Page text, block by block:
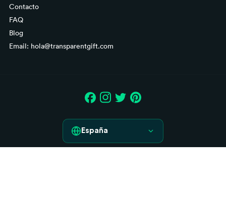
Contacto
FAQ
Blog
Email: hola@transparentgift.com
España